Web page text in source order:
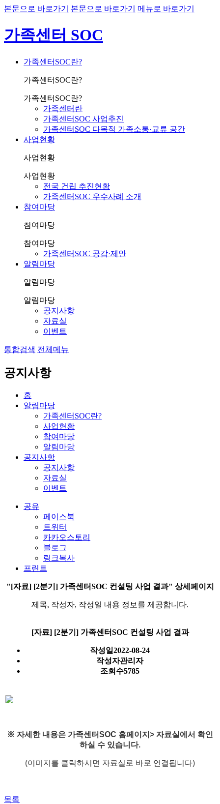
본문으로 바로가기 본문으로 바로가기 메뉴로 바로가기
가족센터 SOC
가족센터SOC란?
가족센터SOC란?
가족센터SOC란?
가족센터란
가족센터SOC 사업추진
가족센터SOC 다목적 가족소통·교류 공간
사업현황
사업현황
사업현황
전국 건립 추진현황
가족센터SOC 우수사례 소개
참여마당
참여마당
참여마당
가족센터SOC 공감·제안
알림마당
알림마당
알림마당
공지사항
자료실
이벤트
통합검색 전체메뉴
공지사항
홈
알림마당
가족센터SOC란?
사업현황
참여마당
알림마당
공지사항
공지사항
자료실
이벤트
공유
페이스북
트위터
카카오스토리
블로그
링크복사
프린트
"[자료] [2분기] 가족센터SOC 컨설팅 사업 결과" 상세페이지
제목, 작성자, 작성일 내용 정보를 제공합니다.
[자료] [2분기] 가족센터SOC 컨설팅 사업 결과
작성일2022-08-24
작성자관리자
조회수5785
※ 자세한 내용은 가족센터SOC 홈페이지> 자료실에서 확인
하실 수 있습니다.
(이미지를 클릭하시면 자료실로 바로 연결됩니다)
목록